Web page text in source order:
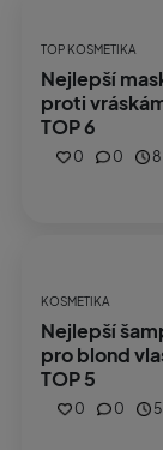
TOP KOSMETIKA
Nejlepší
proti
TOP 6
0 0
KOSMETIKA
Nejlepší
pro blond
TOP 5
0 0